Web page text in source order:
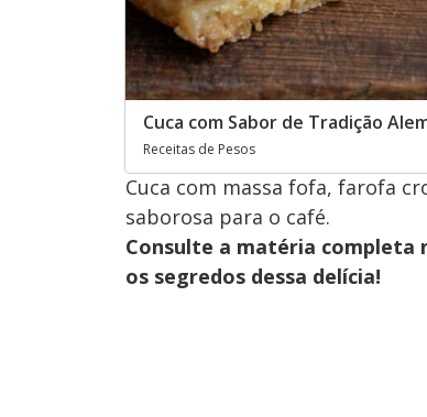
Cuca com Sabor de Tradição
Receitas de Pesos
Cuca com massa fofa, farofa
saborosa para o café.
Consulte a matéria completa
os segredos dessa delícia!